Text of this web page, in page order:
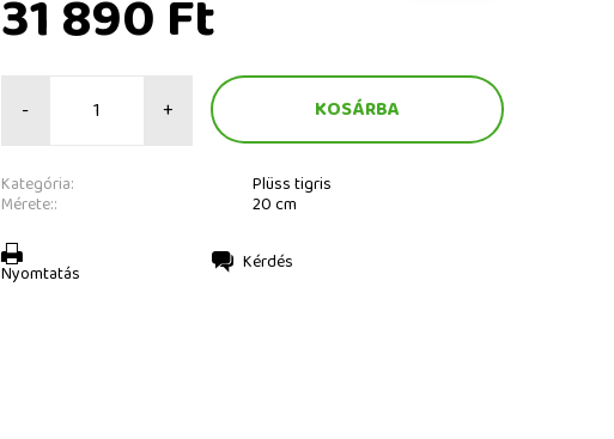
31 890 Ft
- +
Kategória: Plüss tigris
Mérete:: 20 cm
Nyomtatás Kérdés